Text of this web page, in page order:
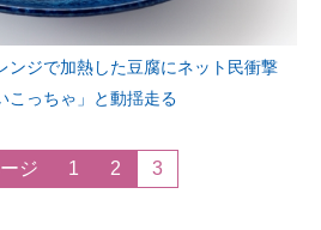
ジで加熱した豆腐にネット民衝撃
こっちゃ」と動揺走る
ジ 1 2 3